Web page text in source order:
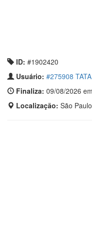
ID: #1902420
Usuário: #275908
Finaliza: 09/08/2026
Localização: São